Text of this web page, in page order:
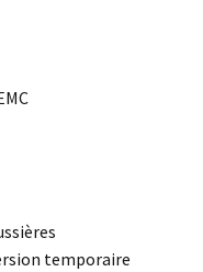
temporaire